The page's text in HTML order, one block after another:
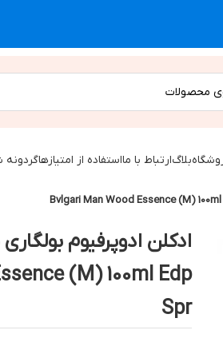
بلاگارتباط با مااستفاده از امتیازها
ادکلن ادوپرفیوم
(M) 100ml Edp
Spr